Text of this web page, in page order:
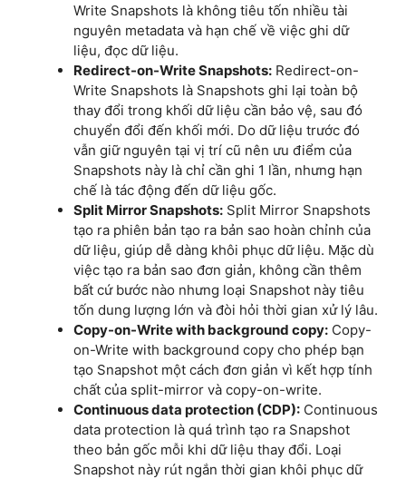
Write Snapshots là không tiêu tốn nhiều tài
nguyên metadata và hạn chế về việc ghi dữ
liệu, đọc dữ liệu.
Redirect-on-Write Snapshots: Redirect-on-
Write Snapshots là Snapshots ghi lại toàn bộ
thay đổi trong khối dữ liệu cần bảo vệ, sau đó
chuyển đổi đến khối mới. Do dữ liệu trước đó
vẫn giữ nguyên tại vị trí cũ nên ưu điểm của
Snapshots này là chỉ cần ghi 1 lần, nhưng hạn
chế là tác động đến dữ liệu gốc.
Split Mirror Snapshots: Split Mirror Snapshots
tạo ra phiên bản tạo ra bản sao hoàn chỉnh của
dữ liệu, giúp dễ dàng khôi phục dữ liệu. Mặc dù
việc tạo ra bản sao đơn giản, không cần thêm
bất cứ bước nào nhưng loại Snapshot này tiêu
tốn dung lượng lớn và đòi hỏi thời gian xử lý lâu.
Copy-on-Write with background copy: Copy-
on-Write with background copy cho phép bạn
tạo Snapshot một cách đơn giản vì kết hợp tính
chất của split-mirror và copy-on-write.
Continuous data protection (CDP): Continuous
data protection là quá trình tạo ra Snapshot
theo bản gốc mỗi khi dữ liệu thay đổi. Loại
Snapshot này rút ngắn thời gian khôi phục dữ